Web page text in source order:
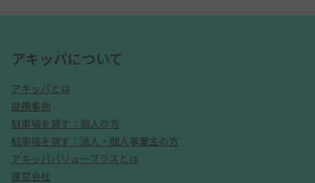
アキッパについて
アキッパとは
提携事例
駐車場を貸す：個人の方
駐車場を貸す：法人・個人事業主の方
アキッパバリュープラスとは
運営会社